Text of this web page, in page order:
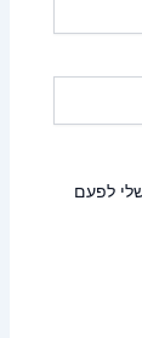
לפעם